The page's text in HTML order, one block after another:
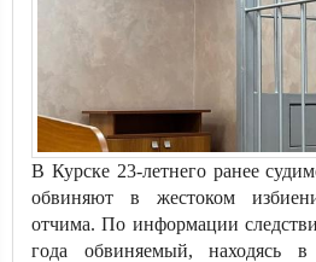
В Курске 23-летнего ранее
обвиняют в жестоком
отчима. По информации
года обвиняемый, находясь